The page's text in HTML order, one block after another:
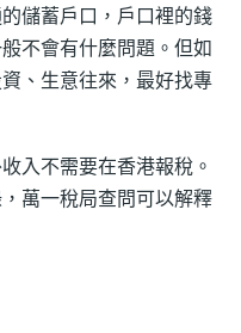
儲蓄戶口，戶口裡的錢
不會有什麼問題。但如
、生意往來，最好找專
入不需要在香港報稅。
萬一稅局查問可以解釋